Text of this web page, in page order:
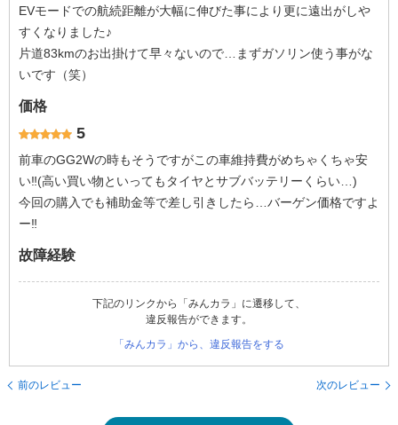
EVモードでの航続距離が大幅に伸びた事により更に遠出がしや
すくなりました♪
片道83kmのお出掛けて早々ないので…まずガソリン使う事がな
いです（笑）
価格
5
前車のGG2Wの時もそうですがこの車維持費がめちゃくちゃ安
い‼︎(高い買い物といってもタイヤとサブバッテリーくらい…)
今回の購入でも補助金等で差し引きしたら…バーゲン価格ですよ
ー‼︎
故障経験
下記のリンクから「みんカラ」に遷移して、
違反報告ができます。
「みんカラ」から、違反報告をする
前のレビュー 次のレビュー